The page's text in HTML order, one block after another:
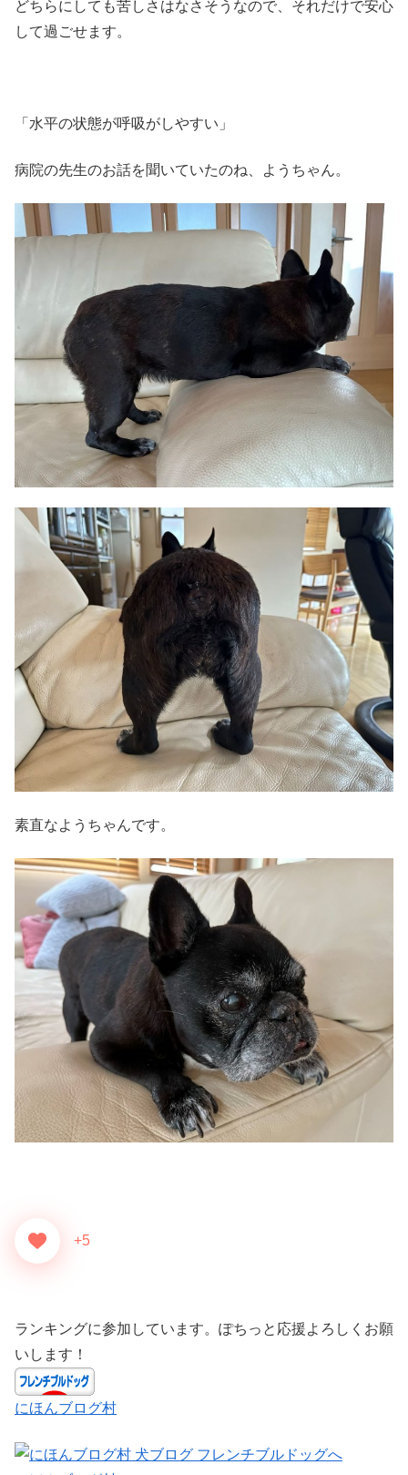
どちらにしても苦しさはなさそうなので、それだけで安心
して過ごせます。
「水平の状態が呼吸がしやすい」
病院の先生のお話を聞いていたのね、ようちゃん。
素直なようちゃんです。
+5
ランキングに参加しています。ぽちっと応援よろしくお願
いします！
にほんブログ村